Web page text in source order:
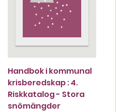
Handbok i kommunal
krisberedskap : 4.
Riskkatalog - Stora
snömängder